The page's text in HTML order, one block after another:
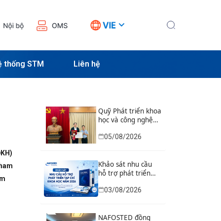
thống STM Liên hệ
Quỹ Phát triển khoa
học và công nghệ
trao Bằng khen của
tập thể, cá nhân có
thành tích xuất sắc
05/08/2026
Khảo sát nhu cầu
hỗ trợ phát triển
năm 2026
03/08/2026
NAFOSTED đồng